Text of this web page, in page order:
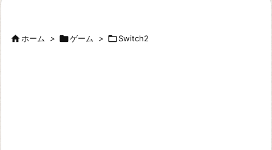
ホーム > ゲーム > Switch2